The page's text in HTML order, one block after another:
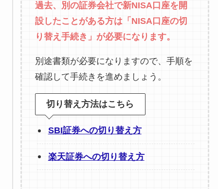
過去、別の証券会社で新NISA口座を開
設したことがある方は「NISA口座の切
り替え手続き」が必要になります。
別途書類が必要になりますので、手順を
確認して手続きを進めましょう。
切り替え方法はこちら
SBI証券への切り替え方
楽天証券への切り替え方